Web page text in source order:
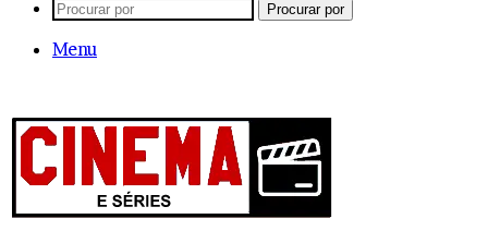
Procurar por
Menu